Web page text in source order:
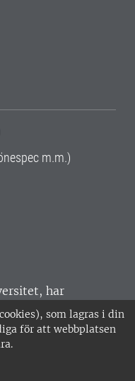
som lagras i din
för att webbplatsen
m.m.)
har
Huvudorter är
SLU är
•
2817 •